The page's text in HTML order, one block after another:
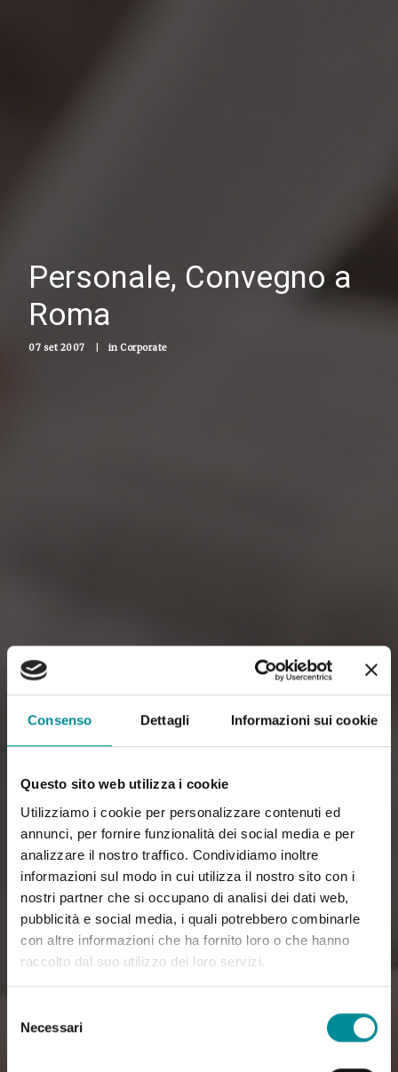
Consenso Dettagli Informazioni sui cookie
Questo sito web utilizza i cookie
Utilizziamo i cookie per personalizzare contenuti ed
annunci, per fornire funzionalità dei social media e per
analizzare il nostro traffico. Condividiamo inoltre
informazioni sul modo in cui utilizza il nostro sito con i
nostri partner che si occupano di analisi dei dati web,
pubblicità e social media, i quali potrebbero combinarle
con altre informazioni che ha fornito loro o che hanno
raccolto dal suo utilizzo dei loro servizi.
delNecessari
Personale, Convegno a
Roma
07 set 2007 in Corporate